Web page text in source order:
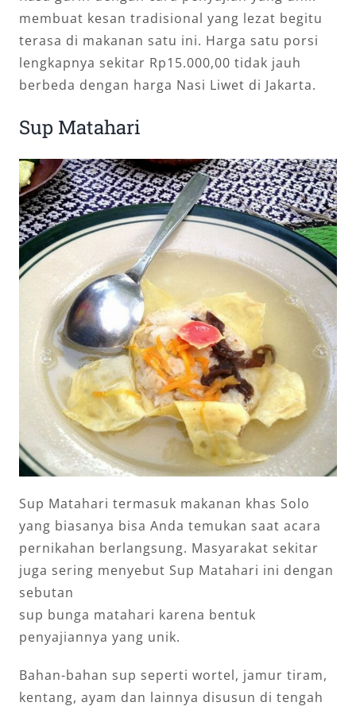
membuat kesan tradisional yang lezat begitu
terasa di makanan satu ini. Harga satu porsi
lengkapnya sekitar Rp15.000,00 tidak jauh
berbeda dengan harga Nasi Liwet di Jakarta.
Sup Matahari
Sup Matahari termasuk makanan khas Solo
yang biasanya bisa Anda temukan saat acara
pernikahan berlangsung. Masyarakat sekitar
juga sering menyebut Sup Matahari ini dengan
sebutan
sup bunga matahari karena bentuk
penyajiannya yang unik.
Bahan-bahan sup seperti wortel, jamur tiram,
kentang, ayam dan lainnya disusun di tengah